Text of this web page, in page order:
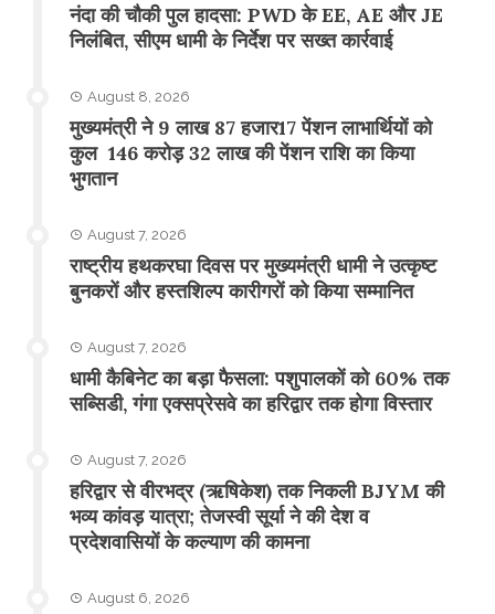
नंदा की चौकी पुल हादसा: PWD के EE, AE और JE
निलंबित, सीएम धामी के निर्देश पर सख्त कार्रवाई
August 8, 2026
मुख्यमंत्री ने 9 लाख 87 हजार17 पेंशन लाभार्थियों को
कुल 146 करोड़ 32 लाख की पेंशन राशि का किया
भुगतान
August 7, 2026
राष्ट्रीय हथकरघा दिवस पर मुख्यमंत्री धामी ने उत्कृष्ट
बुनकरों और हस्तशिल्प कारीगरों को किया सम्मानित
August 7, 2026
​धामी कैबिनेट का बड़ा फैसला: पशुपालकों को 60% तक
सब्सिडी, गंगा एक्सप्रेसवे का हरिद्वार तक होगा विस्तार
August 7, 2026
​हरिद्वार से वीरभद्र (ऋषिकेश) तक निकली BJYM की
भव्य कांवड़ यात्रा; तेजस्वी सूर्या ने की देश व
प्रदेशवासियों के कल्याण की कामना
August 6, 2026